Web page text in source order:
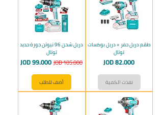
طقم دريل حفر + دريل بوكسات
توتال
السعر
JOD 82.000
نفذت الكمية
دريل شحن 96 نيوتن جوزة حديد
توتال
سعر عادي
JOD 105.000 سعر البيع
JOD 99.000
أضف للطلب